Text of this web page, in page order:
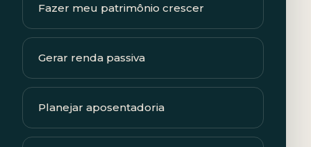
Fazer meu patrimônio crescer
Gerar renda passiva
Planejar aposentadoria